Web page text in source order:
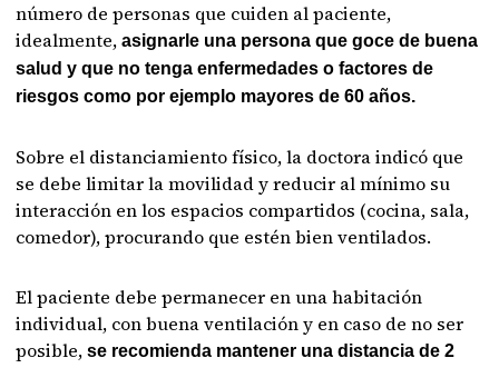
número de personas que cuiden al paciente,
idealmente,asignarle una persona que goce de buena
salud y que no tenga enfermedades o factores de
riesgos como por ejemplo mayores de 60 años.
Sobre el distanciamiento físico, la doctora indicó que
se debe limitar la movilidad y reducir al mínimo su
interacción en los espacios compartidos (cocina, sala,
comedor), procurando que estén bien ventilados.
El paciente debe permanecer en una habitación
individual, con buena ventilación y en caso de no ser
posible,se recomienda mantener una distancia de 2